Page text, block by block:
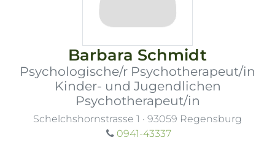
Barbara Schmidt
Psychologische/r Psychotherapeut/in
Kinder- und Jugendlichen
Psychotherapeut/in
Schelchshornstrasse 1 · 93059 Regensburg
0941-43337